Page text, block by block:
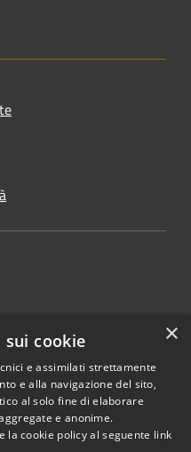
Copyright © 2026 • Comune di
Clusone • Powered by
×
cookie
e assimilati strettamente
e alla navigazione del sito,
al solo fine di elaborare
e anonime.
la cookie policy al seguente link